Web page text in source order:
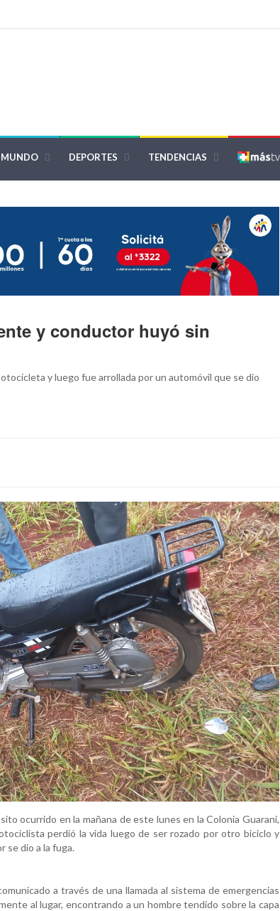
MUNDO DEPORTES TENDENCIAS
y conductor huyó sin
y luego fue arrollada por un automóvil que se dio
ocurrido en la mañana de este lunes en la Colonia Guaraní,
perdió la vida luego de ser rozado por otro biciclo y
se dio a la fuga.
a través de una llamada al sistema de emergencias
al lugar, encontrando a un hombre tendido sobre la capa